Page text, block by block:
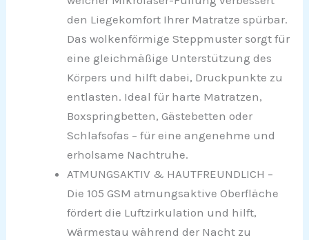
den Liegekomfort Ihrer Matratze spürbar.
Das wolkenförmige Steppmuster sorgt für
eine gleichmäßige Unterstützung des
Körpers und hilft dabei, Druckpunkte zu
entlasten. Ideal für harte Matratzen,
Boxspringbetten, Gästebetten oder
Schlafsofas – für eine angenehme und
erholsame Nachtruhe.
ATMUNGSAKTIV & HAUTFREUNDLICH –
Die 105 GSM atmungsaktive Oberfläche
fördert die Luftzirkulation und hilft,
Wärmestau während der Nacht zu